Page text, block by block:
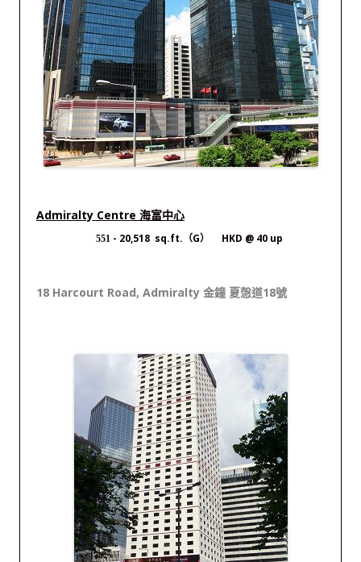
Admiralty Centre 海富中心
551 - 20,518 sq.ft.（G） HKD @ 40 up
18 Harcourt Road, Admiralty 金鐘 夏愨道18號